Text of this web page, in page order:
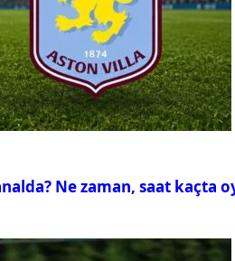
Ne zaman, saat kaçta